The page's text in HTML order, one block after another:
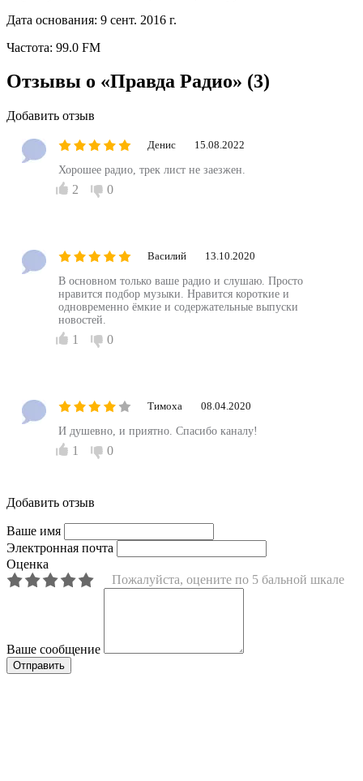
Дата основания: 9 сент. 2016 г.
Частота: 99.0 FM
Отзывы о «Правда Радио» (3)
Добавить отзыв
Денис 15.08.2022
Хорошее радио, трек лист не заезжен.
2 0
Василий 13.10.2020
В основном только ваше радио и слушаю. Просто
нравится подбор музыки. Нравится короткие и
одновременно ёмкие и содержательные выпуски
новостей.
1 0
Тимоха 08.04.2020
И душевно, и приятно. Спасибо каналу!
1 0
Добавить отзыв
Ваше имя
Электронная почта
Оценка
Пожалуйста, оцените по 5 бальной шкале
Ваше сообщение